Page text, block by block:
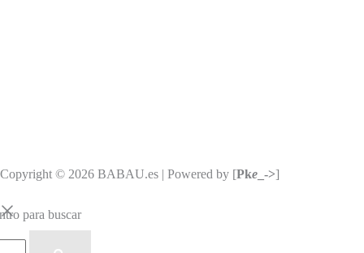
Copyright © 2026 BABAU.es | Powered by [Pke _->]
para buscar